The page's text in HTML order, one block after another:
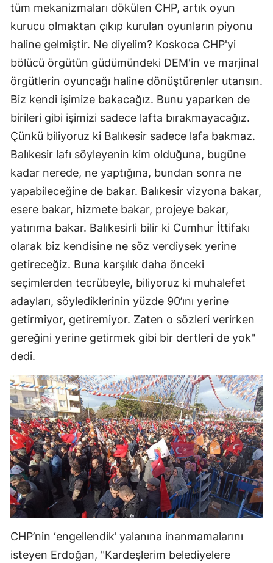
tüm mekanizmaları dökülen CHP, artık oyun
kurucu olmaktan çıkıp kurulan oyunların piyonu
haline gelmiştir. Ne diyelim? Koskoca CHP'yi
bölücü örgütün güdümündeki DEM'in ve marjinal
örgütlerin oyuncağı haline dönüştürenler utansın.
Biz kendi işimize bakacağız. Bunu yaparken de
birileri gibi işimizi sadece lafta bırakmayacağız.
Çünkü biliyoruz ki Balıkesir sadece lafa bakmaz.
Balıkesir lafı söyleyenin kim olduğuna, bugüne
kadar nerede, ne yaptığına, bundan sonra ne
yapabileceğine de bakar. Balıkesir vizyona bakar,
esere bakar, hizmete bakar, projeye bakar,
yatırıma bakar. Balıkesirli bilir ki Cumhur İttifakı
olarak biz kendisine ne söz verdiysek yerine
getireceğiz. Buna karşılık daha önceki
seçimlerden tecrübeyle, biliyoruz ki muhalefet
adayları, söylediklerinin yüzde 90’ını yerine
getirmiyor, getiremiyor. Zaten o sözleri verirken
gereğini yerine getirmek gibi bir dertleri de yok"
dedi.
CHP’nin ‘engellendik’ yalanına inanmamalarını
isteyen Erdoğan, "Kardeşlerim belediyelere